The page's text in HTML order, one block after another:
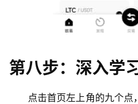
第八步：深入学
点击首页左上角的九个